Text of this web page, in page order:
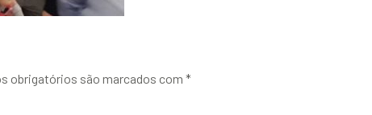
obrigatórios são marcados com *